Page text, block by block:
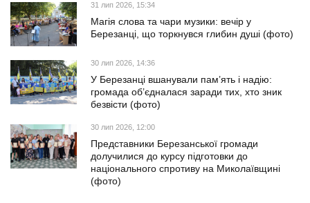
31 лип 2026, 15:34
Магія слова та чари музики: вечір у
Березанці, що торкнувся глибин душі (фото)
30 лип 2026, 14:36
У Березанці вшанували пам’ять і надію:
громада об’єдналася заради тих, хто зник
безвісти (фото)
30 лип 2026, 12:00
Представники Березанської громади
долучилися до курсу підготовки до
національного спротиву на Миколаївщині
(фото)